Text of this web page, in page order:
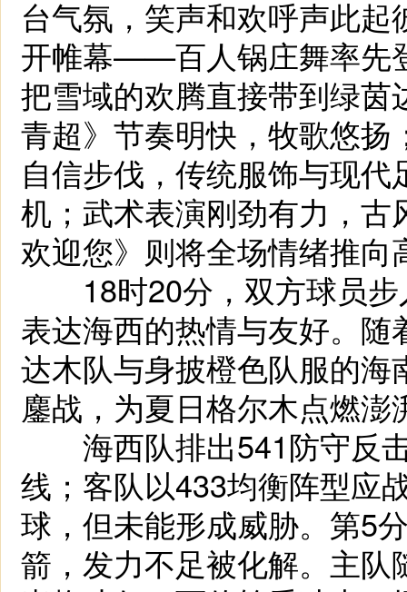
台气氛，笑声和欢呼声此
开帷幕——百人锅庄舞率先
把雪域的欢腾直接带到绿茵
青超》节奏明快，牧歌悠
自信步伐，传统服饰与现
机；武术表演刚劲有力，
欢迎您》则将全场情绪推向
18时20分，双方球员步
表达海西的热情与友好。
达木队与身披橙色队服的
鏖战，为夏日格尔木点燃澎
海西队排出541防守反击
线；客队以433均衡阵型应
球，但未能形成威胁。第5
箭，发力不足被化解。主